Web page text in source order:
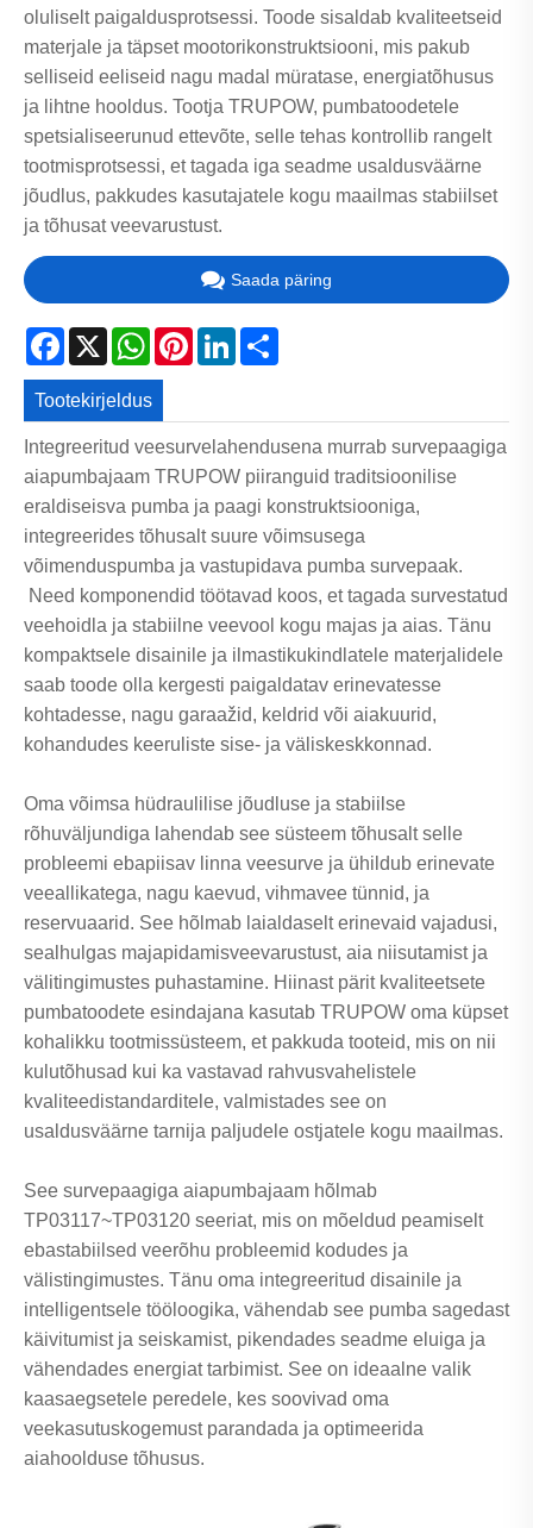
oluliselt paigaldusprotsessi. Toode sisaldab kvaliteetseid
materjale ja täpset mootorikonstruktsiooni, mis pakub
selliseid eeliseid nagu madal müratase, energiatõhusus
ja lihtne hooldus. Tootja TRUPOW, pumbatoodetele
spetsialiseerunud ettevõte, selle tehas kontrollib rangelt
tootmisprotsessi, et tagada iga seadme usaldusväärne
jõudlus, pakkudes kasutajatele kogu maailmas stabiilset
ja tõhusat veevarustust.
Saada päring
Facebook
X WhatsApp
PinterestLinkedIn
Tootekirjeldus
Integreeritud veesurvelahendusena murrab survepaagiga
aiapumbajaam TRUPOW piiranguid traditsioonilise
eraldiseisva pumba ja paagi konstruktsiooniga,
integreerides tõhusalt suure võimsusega
võimenduspumba ja vastupidava pumba survepaak.
Need komponendid töötavad koos, et tagada survestatud
veehoidla ja stabiilne veevool kogu majas ja aias. Tänu
kompaktsele disainile ja ilmastikukindlatele materjalidele
saab toode olla kergesti paigaldatav erinevatesse
kohtadesse, nagu garaažid, keldrid või aiakuurid,
kohandudes keeruliste sise- ja väliskeskkonnad.
Oma võimsa hüdraulilise jõudluse ja stabiilse
rõhuväljundiga lahendab see süsteem tõhusalt selle
probleemi ebapiisav linna veesurve ja ühildub erinevate
veeallikatega, nagu kaevud, vihmavee tünnid, ja
reservuaarid. See hõlmab laialdaselt erinevaid vajadusi,
sealhulgas majapidamisveevarustust, aia niisutamist ja
välitingimustes puhastamine. Hiinast pärit kvaliteetsete
pumbatoodete esindajana kasutab TRUPOW oma küpset
kohalikku tootmissüsteem, et pakkuda tooteid, mis on nii
kulutõhusad kui ka vastavad rahvusvahelistele
kvaliteedistandarditele, valmistades see on
usaldusväärne tarnija paljudele ostjatele kogu maailmas.
See survepaagiga aiapumbajaam hõlmab
TP03117~TP03120 seeriat, mis on mõeldud peamiselt
ebastabiilsed veerõhu probleemid kodudes ja
välistingimustes. Tänu oma integreeritud disainile ja
intelligentsele tööloogika, vähendab see pumba sagedast
käivitumist ja seiskamist, pikendades seadme eluiga ja
vähendades energiat tarbimist. See on ideaalne valik
kaasaegsetele peredele, kes soovivad oma
veekasutuskogemust parandada ja optimeerida
aiahoolduse tõhusus.